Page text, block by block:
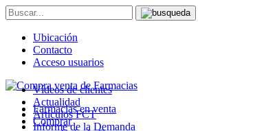
Ubicación
Contacto
Acceso usuarios
Farmacias en venta
Comprar
Vídeos de clientes
Actualidad
Artículos FCT
Informe de la Demanda